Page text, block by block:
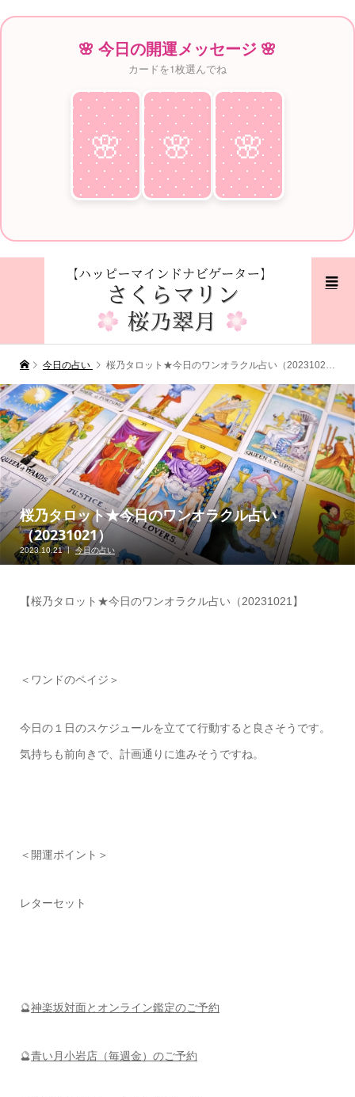
🌸 今日の開運メッセージ 🌸
カードを1枚選んでね
🌸
♥ 🌸
♥ 🌸
♥
今日の占い 桜乃タロット★今日のワンオラクル占い（20231021）
桜乃タロット★今日のワンオラクル占い
（20231021）
2023.10.21 今日の占い
【桜乃タロット★今日のワンオラクル占い（20231021】
＜ワンドのペイジ＞
今日の１日のスケジュールを立てて行動すると良さそうです。
気持ちも前向きで、計画通りに進みそうですね。
＜開運ポイント＞
レターセット
🔮神楽坂対面とオンライン鑑定のご予約
🔮青い月小岩店（毎週金）のご予約